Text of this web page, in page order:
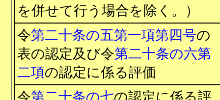
を併せて行う場合を除く。）
令第二十条の五第一項第四号の
表の認定及び令第二十条の六第
二項の認定に係る評価
令第二十条の七の認定に係る評